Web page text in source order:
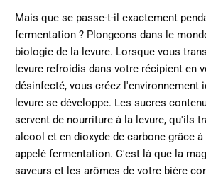
Mais que se passe-t-il exactement
fermentation ? Plongeons dans le
biologie de la levure. Lorsque vous
levure refroidis dans votre récipient en
désinfecté, vous créez l'environnement
levure se développe. Les sucres
servent de nourriture à la levure, qu'ils
alcool et en dioxyde de carbone grâce
appelé fermentation. C'est là que la
saveurs et les arômes de votre bière